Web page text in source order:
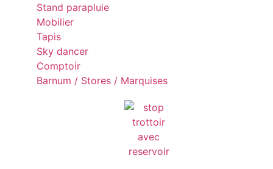
Stand parapluie
Mobilier
Tapis
Sky dancer
Comptoir
Barnum / Stores / Marquises